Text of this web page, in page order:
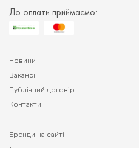
До оплати приймаємо:
Новини
Вакансії
Публічний договір
Контакти
Бренди на сайті